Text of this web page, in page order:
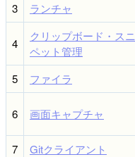
3
ランチャ
4
クリップボード・スニ
ペット管理
5
ファイラ
6 画面キャプチャ
7 Gitクライアント